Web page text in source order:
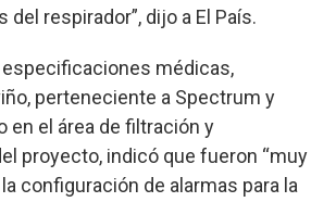
respirador”, dijo a El País.
médicas,
perteneciente a Spectrum y
en el área de filtración y
proyecto, indicó que fueron “muy
configuración de alarmas para la